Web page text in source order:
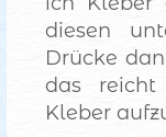
diesen
Drücke
das reicht
Kleber